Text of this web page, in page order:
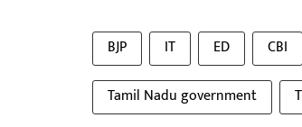
BJP IT ED CBI
Tamil Nadu government